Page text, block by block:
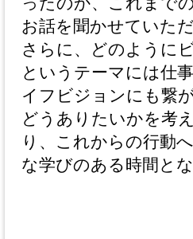
お話を聞かせていた
さらに、どのように
というテーマには仕
イフビジョンにも繋
どうありたいかを考
り、これからの行動
な学びのある時間と